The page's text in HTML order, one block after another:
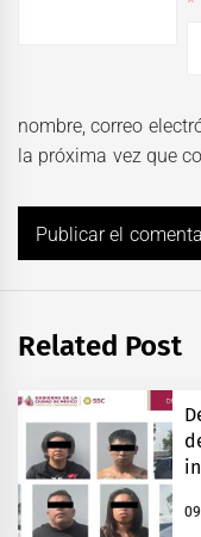
nombre, correo
la próxima vez que
Related Post